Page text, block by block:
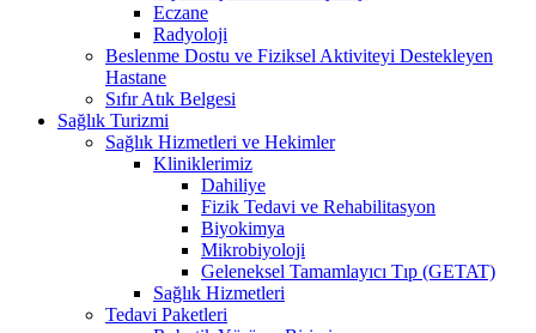
Eczane
Radyoloji
Beslenme Dostu ve Fiziksel Aktiviteyi Destekleyen
Hastane
Sıfır Atık Belgesi
Sağlık Turizmi
Sağlık Hizmetleri ve Hekimler
Kliniklerimiz
Dahiliye
Fizik Tedavi ve Rehabilitasyon
Biyokimya
Mikrobiyoloji
Geleneksel Tamamlayıcı Tıp (GETAT)
Sağlık Hizmetleri
Tedavi Paketleri